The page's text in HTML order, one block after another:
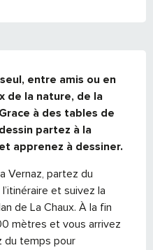
entre amis ou en
de la nature, de la
à des tables de
partez à la
apprenez à dessiner.
Vernaz, partez du
et suivez la
de La Chaux. À la fin
mètres et vous arrivez
du temps pour